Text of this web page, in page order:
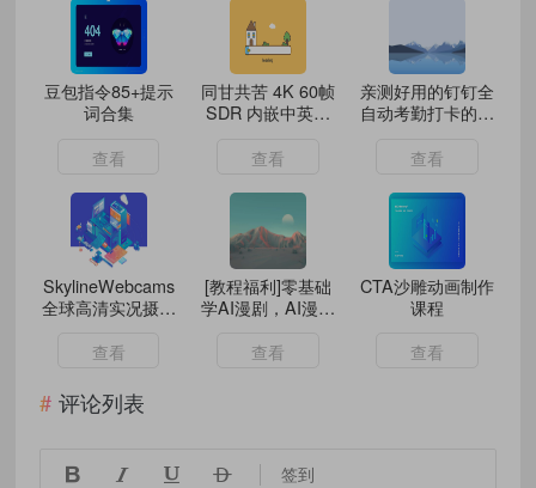
豆包指令85+提示
词合集
查看
同甘共苦 4K 60帧
SDR 内嵌中英文
22.1GB
查看
亲测好用的钉钉全
自动考勤打卡的新
查看
SkylineWebcams
全球高清实况摄像
查看
[教程福利]零基础
学AI漫剧，AI漫剧
查看
CTA沙雕动画制作
课程
查看
评论列表
    签到